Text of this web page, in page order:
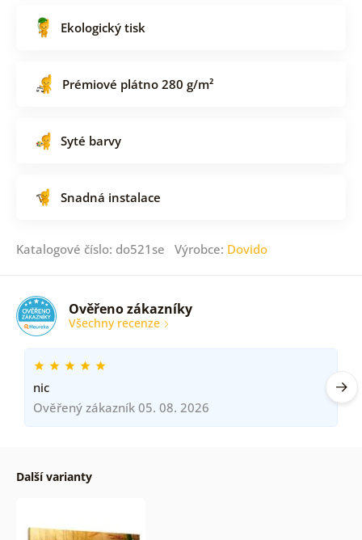
Ekologický tisk
Prémiové plátno 280 g/m²
Syté barvy
Snadná instalace
Katalogové číslo: do521se Výrobce: Dovido
Ověřeno zákazníky
Všechny recenze
nic
Ověřený zákazník 05. 08. 2026
Další varianty